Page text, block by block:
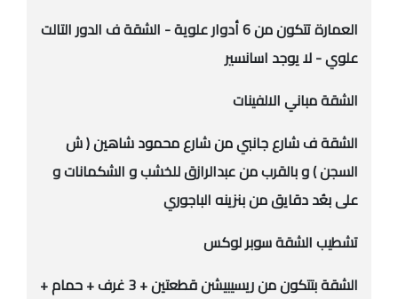
العمارة تتكون من 6 أدوار علوية - الشقة ف الدور التالت
علوي - لا يوجد اسانسير
الشقة مباني الالفينات
الشقة ف شارع جانبي من شارع محمود شاهين ( ش
السجن ) و بالقرب من عبدالرازق للخشب و الشكمانات و
على بعُد دقايق من بنزينه الباجوري
تشطيب الشقة سوبر لوكس
الشقة بتتكون من ريسيبيشن قطعتين + 3 غرف + حمام +